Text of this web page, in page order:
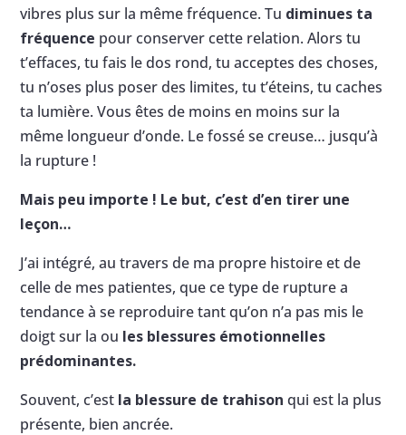
vibres plus sur la même fréquence. Tu diminues ta
fréquence pour conserver cette relation. Alors tu
t’effaces, tu fais le dos rond, tu acceptes des choses,
tu n’oses plus poser des limites, tu t’éteins, tu caches
ta lumière. Vous êtes de moins en moins sur la
même longueur d’onde. Le fossé se creuse… jusqu’à
la rupture !
Mais peu importe ! Le but, c’est d’en tirer une
leçon…
J’ai intégré, au travers de ma propre histoire et de
celle de mes patientes, que ce type de rupture a
tendance à se reproduire tant qu’on n’a pas mis le
doigt sur la ou les blessures émotionnelles
prédominantes.
Souvent, c’est la blessure de trahison qui est la plus
présente, bien ancrée.